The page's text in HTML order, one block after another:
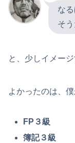
な
そ
と、少しイメー
よかったのは、僕
FP３級
簿記３級